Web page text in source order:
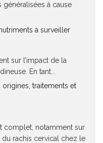
à cause
à surveiller
sur l’impact de la
En tant...
traitements et
complet, notamment sur
rachis cervical chez le